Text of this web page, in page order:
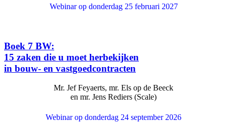
Webinar op donderdag 25 februari 2027
Boek 7 BW:
15 zaken die u moet herbekijken
in bouw- en vastgoedcontracten
Mr. Jef Feyaerts, mr. Els op de Beeck
en mr. Jens Rediers (Scale)
Webinar op donderdag 24 september 2026